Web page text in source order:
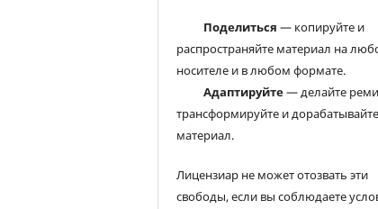
Поделиться — копируйте и
распространяйте материал на
носителе и в любом формате.
Адаптируйте— делайте
трансформируйте и дорабатывайте
материал.
Лицензиар не может отозвать эти
свободы, если вы соблюдаете